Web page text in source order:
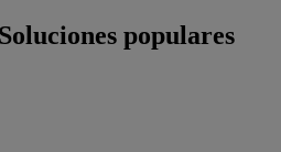
Soluciones populares